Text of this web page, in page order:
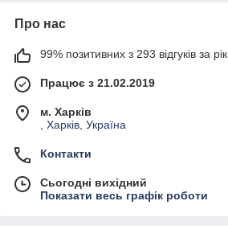
Про нас
99% позитивних з 293 відгуків за рік
Працює з 21.02.2019
м. Харків
, Харків, Україна
Контакти
Сьогодні вихідний
Показати весь графік роботи